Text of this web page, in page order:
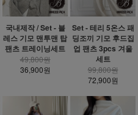
국내제작 / Set - 블
레스 기모 맨투맨 탑
팬츠 트레이닝세트
49,800원
36,900원
Set - 테리 5온스 패
딩조끼 기모 후드집
업 팬츠 3pcs 겨울
세트
99,800원
72,900원